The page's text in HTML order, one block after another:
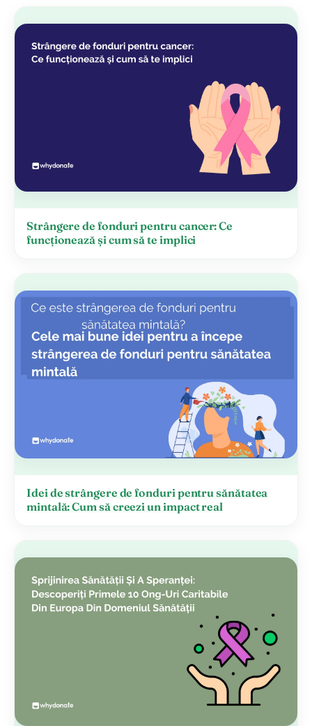
Strângere de fonduri pentru cancer: Ce
funcționează și cum să te implici
Idei de strângere de fonduri pentru sănătatea
mintală: Cum să creezi un impact real